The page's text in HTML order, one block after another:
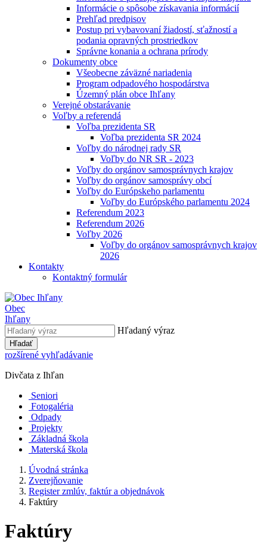
Informácie o spôsobe získavania informácií
Prehľad predpisov
Postup pri vybavovaní žiadostí, sťažností a
podania opravných prostriedkov
Správne konania a ochrana prírody
Dokumenty obce
Všeobecne záväzné nariadenia
Program odpadového hospodárstva
Územný plán obce Ihľany
Verejné obstarávanie
Voľby a referendá
Voľba prezidenta SR
Voľba prezidenta SR 2024
Voľby do národnej rady SR
Voľby do NR SR - 2023
Voľby do orgánov samosprávnych krajov
Voľby do orgánov samosprávy obcí
Voľby do Európskeho parlamentu
Voľby do Európského parlamentu 2024
Referendum 2023
Referendum 2026
Voľby 2026
Voľby do orgánov samosprávnych krajov
2026
Kontakty
Kontaktný formulár
Obec
Ihľany
Hľadaný výraz
Hľadať
rozšírené vyhľadávanie
Divčata z Ihľan
Seniori
Fotogaléria
Odpady
Projekty
Základná škola
Materská škola
Úvodná stránka
Zverejňovanie
Register zmlúv, faktúr a objednávok
Faktúry
Faktúry